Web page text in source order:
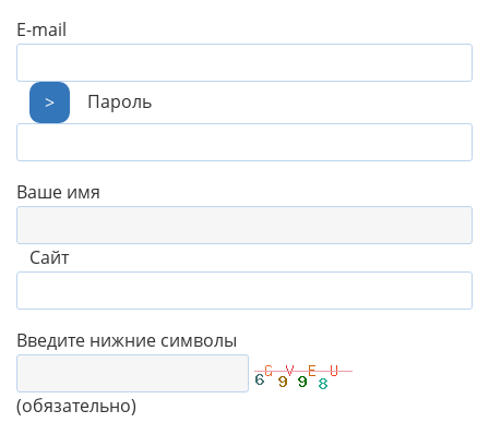
E-mail
> Пароль
Ваше имя
Сайт
Введите нижние символы
(обязательно)